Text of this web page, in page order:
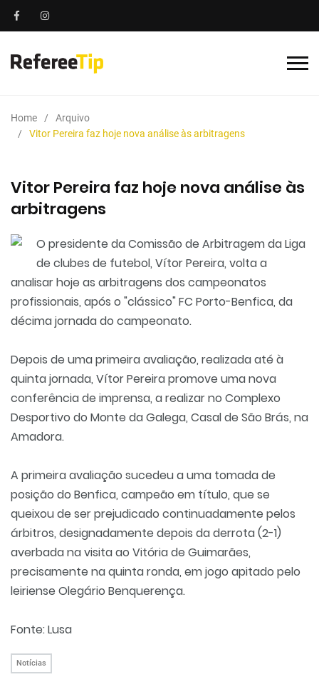
Home
Arquivo
Vitor Pereira faz hoje nova análise às arbitragens
Vitor Pereira faz hoje nova análise às
arbitragens
O presidente da Comissão de Arbitragem da Liga
de clubes de futebol, Vítor Pereira, volta a
analisar hoje as arbitragens dos campeonatos
profissionais, após o "clássico" FC Porto-Benfica, da
décima jornada do campeonato.
Depois de uma primeira avaliação, realizada até à
quinta jornada, Vítor Pereira promove uma nova
conferência de imprensa, a realizar no Complexo
Desportivo do Monte da Galega, Casal de São Brás, na
Amadora.
A primeira avaliação sucedeu a uma tomada de
posição do Benfica, campeão em título, que se
queixou de ser prejudicado continuadamente pelos
árbitros, designadamente depois da derrota (2-1)
averbada na visita ao Vitória de Guimarães,
precisamente na quinta ronda, em jogo apitado pelo
leiriense Olegário Benquerença.
Fonte: Lusa
Notícias